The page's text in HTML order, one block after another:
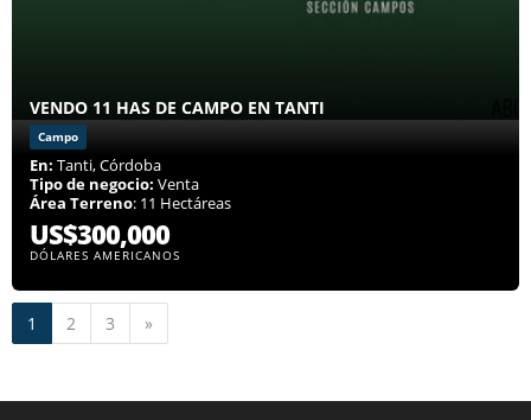
VENDO 11 HAS DE CAMPO EN TANTI
Campo
En: Tanti, Córdoba
Tipo de negocio: Venta
Área Terreno: 11 Hectáreas
US$300,000
DÓLARES AMERICANOS
1 2 3 »